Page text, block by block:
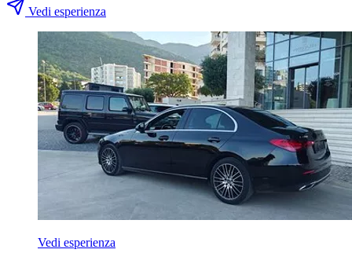
Vedi esperienza
Vedi esperienza